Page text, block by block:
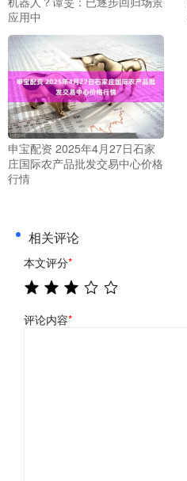
应用中
申宝配资 2025年4月27日石家
庄国际农产品批发交易中心价格
行情
相关评论
本文评分*
评论内容*